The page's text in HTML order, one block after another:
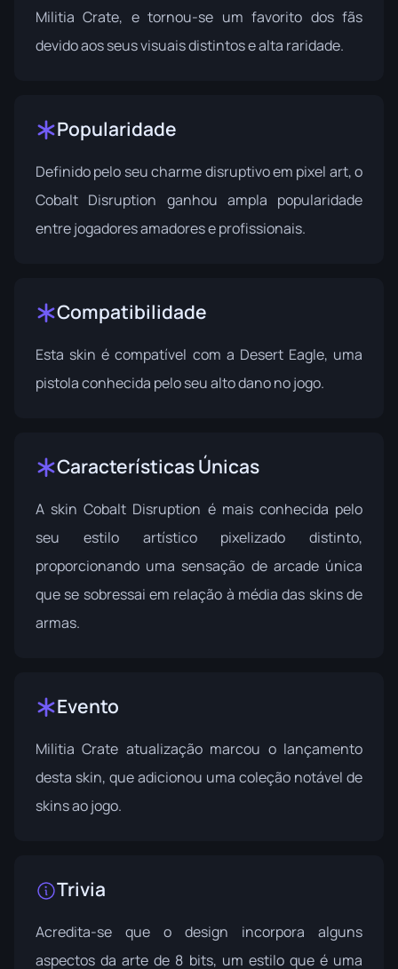
Militia Crate, e tornou-se um favorito dos fãs
devido aos seus visuais distintos e alta raridade.
Popularidade
Definido pelo seu charme disruptivo em pixel art, o
Cobalt Disruption ganhou ampla popularidade
entre jogadores amadores e profissionais.
Compatibilidade
Esta skin é compatível com a Desert Eagle, uma
pistola conhecida pelo seu alto dano no jogo.
Características Únicas
A skin Cobalt Disruption é mais conhecida pelo
seu estilo artístico pixelizado distinto,
proporcionando uma sensação de arcade única
que se sobressai em relação à média das skins de
armas.
Evento
Militia Crate atualização marcou o lançamento
desta skin, que adicionou uma coleção notável de
skins ao jogo.
Trivia
Acredita-se que o design incorpora alguns
aspectos da arte de 8 bits, um estilo que é uma